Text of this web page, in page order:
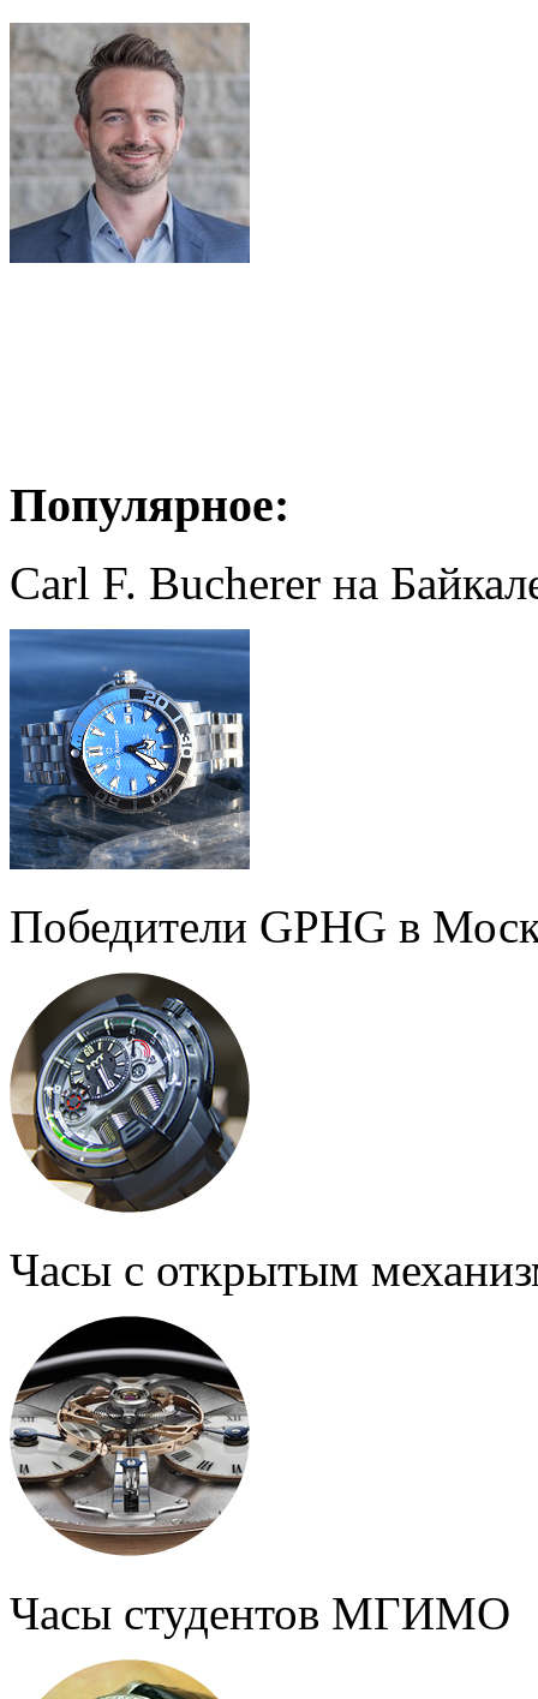
Популярное:
Carl F. Bucherer на
Победители GPHG в
Часы с открытым
Часы студентов МГИМО